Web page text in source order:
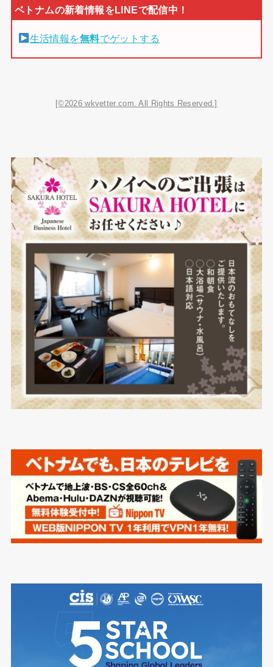
生活情報を無料でゲットする
[©2026 wkvetter.com. All Rights Reserved.]